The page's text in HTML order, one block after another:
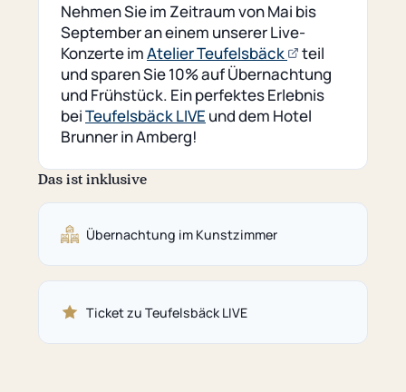
Nehmen Sie im Zeitraum von Mai bis
September an einem unserer Live-
Konzerte imAtelier Teufelsbäck
(öffnet
externe
Seite)
teil
und sparen Sie 10% auf Übernachtung
und Frühstück. Ein perfektes Erlebnis
beiTeufelsbäck LIVE und dem Hotel
Brunner in Amberg!
Das ist inklusive
Übernachtung im Kunstzimmer
Ticket zu Teufelsbäck LIVE